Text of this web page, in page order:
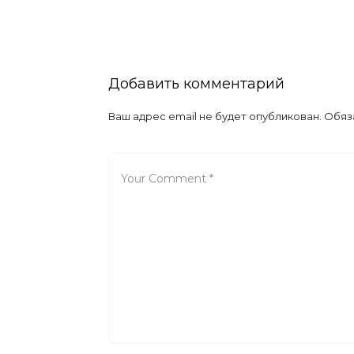
Добавить комментарий
Ваш адрес email не будет опубликован.